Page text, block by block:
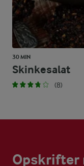
30 MIN
Skinkesalat
(8)
Opskrifter